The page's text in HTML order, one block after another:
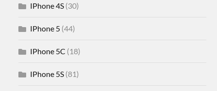
IPhone 4S (30)
IPhone 5 (44)
IPhone 5C (18)
IPhone 5S (81)